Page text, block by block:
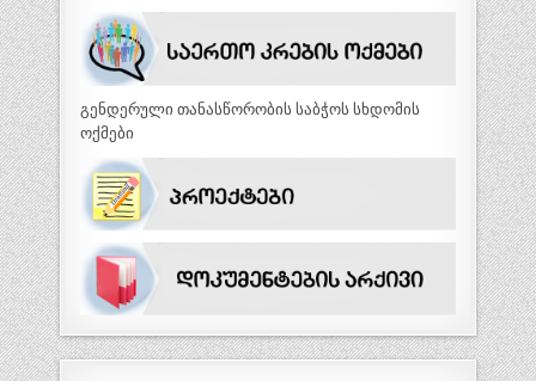
გენდერული თანასწორობის საბჭოს სხდომის
ოქმები